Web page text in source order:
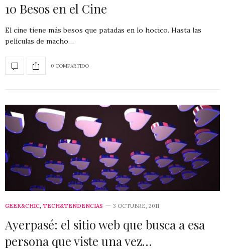
10 Besos en el Cine
El cine tiene más besos que patadas en lo hocico. Hasta las
películas de macho…
0 COMPARTIDO
GEEK&CHIC, TECH&TENDENCIAS 3 OCTUBRE, 2011
Ayerpasé: el sitio web que busca a esa
persona que viste una vez…